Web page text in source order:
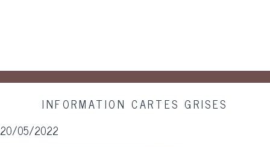
INFORMATION CARTES GRISES
20/05/2022